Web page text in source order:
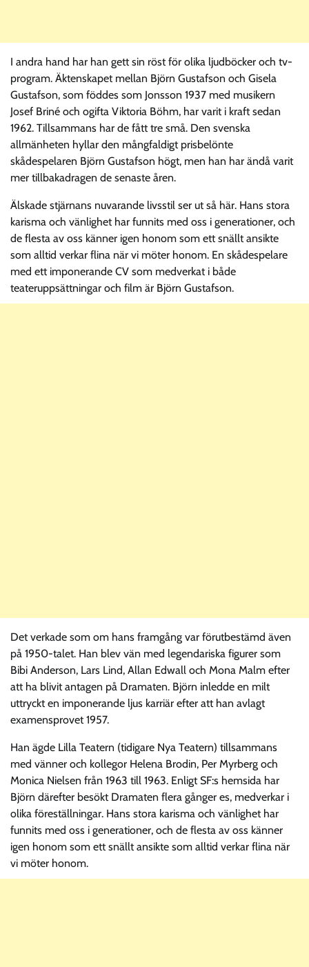
I andra hand har han gett sin röst för olika ljudböcker och tv-
program. Äktenskapet mellan Björn Gustafson och Gisela
Gustafson, som föddes som Jonsson 1937 med musikern
Josef Briné och ogifta Viktoria Böhm, har varit i kraft sedan
1962. Tillsammans har de fått tre små. Den svenska
allmänheten hyllar den mångfaldigt prisbelönte
skådespelaren Björn Gustafson högt, men han har ändå varit
mer tillbakadragen de senaste åren.
Älskade stjärnans nuvarande livsstil ser ut så här. Hans stora
karisma och vänlighet har funnits med oss i generationer, och
de flesta av oss känner igen honom som ett snällt ansikte
som alltid verkar flina när vi möter honom. En skådespelare
med ett imponerande CV som medverkat i både
teateruppsättningar och film är Björn Gustafson.
Det verkade som om hans framgång var förutbestämd även
på 1950-talet. Han blev vän med legendariska figurer som
Bibi Anderson, Lars Lind, Allan Edwall och Mona Malm efter
att ha blivit antagen på Dramaten. Björn inledde en milt
uttryckt en imponerande ljus karriär efter att han avlagt
examensprovet 1957.
Han ägde Lilla Teatern (tidigare Nya Teatern) tillsammans
med vänner och kollegor Helena Brodin, Per Myrberg och
Monica Nielsen från 1963 till 1963. Enligt SF:s hemsida har
Björn därefter besökt Dramaten flera gånger es, medverkar i
olika föreställningar. Hans stora karisma och vänlighet har
funnits med oss i generationer, och de flesta av oss känner
igen honom som ett snällt ansikte som alltid verkar flina när
vi möter honom.